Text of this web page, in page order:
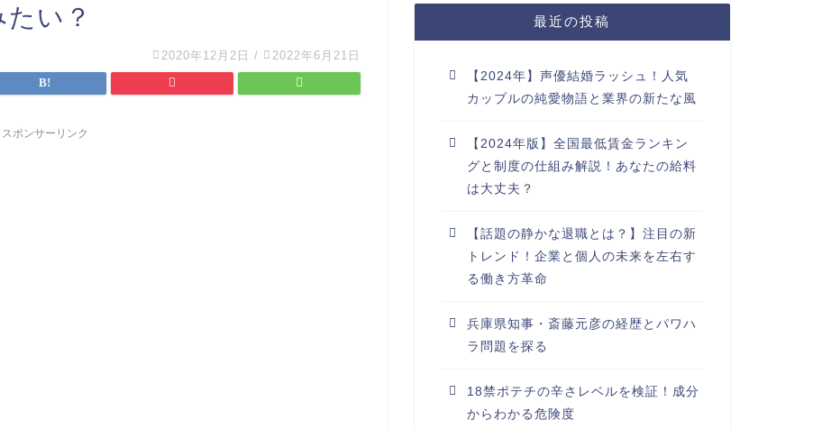
い？
2020年12月2日 / 2022年6月21日
スポンサーリンク
最近の投稿
【2024年】声優結婚ラッシュ！人気
カップルの純愛物語と業界の新たな風
【2024年版】全国最低賃金ランキン
グと制度の仕組み解説！あなたの給料
は大丈夫？
【話題の静かな退職とは？】注目の新
トレンド！企業と個人の未来を左右す
る働き方革命
兵庫県知事・斎藤元彦の経歴とパワハ
ラ問題を探る
18禁ポテチの辛さレベルを検証！成分
からわかる危険度